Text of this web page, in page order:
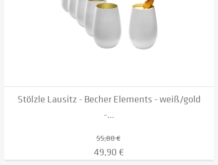
Stölzle Lausitz - Becher Elements - weiß/gold
-...
55,80 €
49,90 €